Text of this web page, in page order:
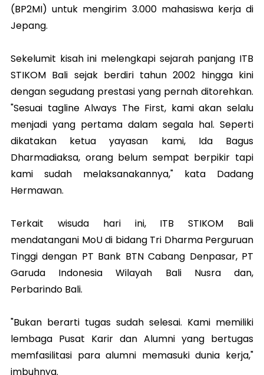
(BP2MI) untuk mengirim 3.000 mahasiswa kerja di
Jepang.
Sekelumit kisah ini melengkapi sejarah panjang ITB
STIKOM Bali sejak berdiri tahun 2002 hingga kini
dengan segudang prestasi yang pernah ditorehkan.
"Sesuai tagline Always The First, kami akan selalu
menjadi yang pertama dalam segala hal. Seperti
dikatakan ketua yayasan kami, Ida Bagus
Dharmadiaksa, orang belum sempat berpikir tapi
kami sudah melaksanakannya," kata Dadang
Hermawan.
Terkait wisuda hari ini, ITB STIKOM Bali
mendatangani MoU di bidang Tri Dharma Perguruan
Tinggi dengan PT Bank BTN Cabang Denpasar, PT
Garuda Indonesia Wilayah Bali Nusra dan,
Perbarindo Bali.
"Bukan berarti tugas sudah selesai. Kami memiliki
lembaga Pusat Karir dan Alumni yang bertugas
memfasilitasi para alumni memasuki dunia kerja,"
imbuhnya.